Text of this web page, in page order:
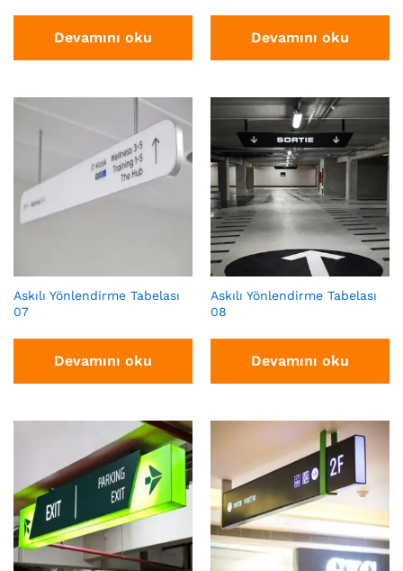
Devamını oku Devamını oku
Askılı Yönlendirme Tabelası
07
Devamını oku
Askılı Yönlendirme Tabelası
08
Devamını oku